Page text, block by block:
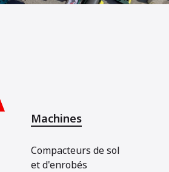
Machines
Compacteurs de sol
et d'enrobés